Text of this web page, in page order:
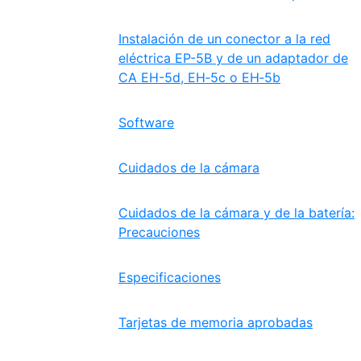
Instalación de un conector a la red
eléctrica EP-5B y de un adaptador de
CA EH-5d, EH‑5c o EH‑5b
Software
Cuidados de la cámara
Cuidados de la cámara y de la batería:
Precauciones
Especificaciones
Tarjetas de memoria aprobadas